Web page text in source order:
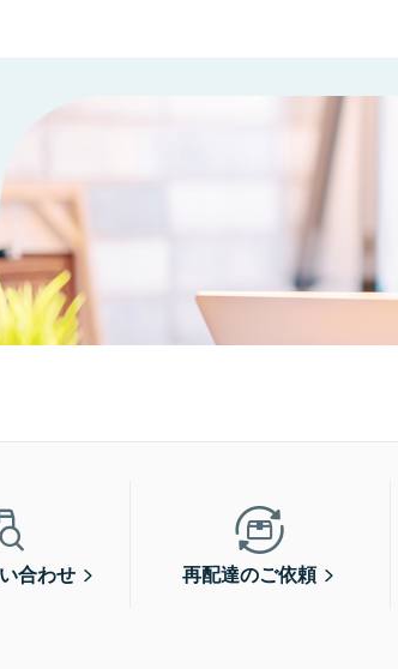
合わせ 再配達のご依頼